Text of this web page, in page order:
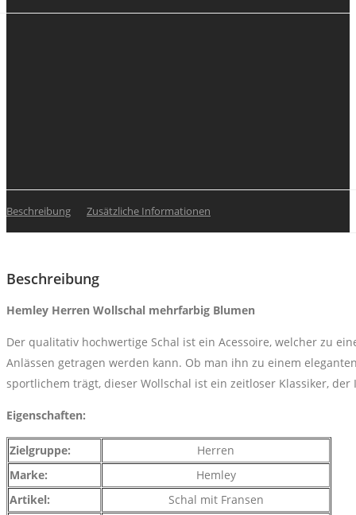
Beschreibung Zusätzliche Informationen
Beschreibung
Hemley Herren Wollschal mehrfarbig Blumen
Der qualitativ hochwertige Schal ist ein Acessoire, welcher zu
Anlässen getragen werden kann. Ob man ihn zu einem
sportlichem trägt, dieser Wollschal ist ein zeitloser Klassiker,
Eigenschaften:
Zielgruppe:
Herren
Marke:
Hemley
Artikel:
Schal mit Fransen